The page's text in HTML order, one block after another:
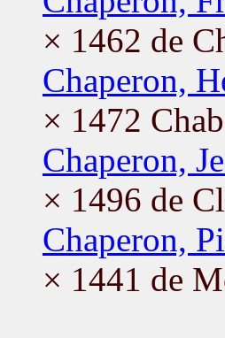
× 1462 de
Chaperon,
× 1472
Chaperon,
× 1496 de
Chaperon,
× 1441 de